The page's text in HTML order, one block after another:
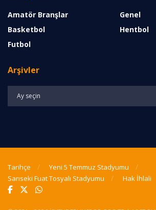
Amatör Branşlar
Basketbol
Futbol
Genel
Hentbol
Arşivler
Tarihçe
Yeni 5 Temmuz Stadyumu
Sarıseki Fuat Tosyalı Stadyumu
Hak İhlali